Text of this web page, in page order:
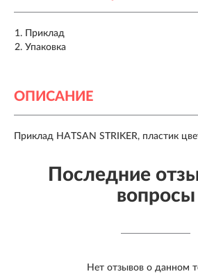
Приклад
Упаковка
ОПИСАНИЕ
Приклад HATSAN STRIKER, пластик
Последние
вопросы
Нет отзывов о данном